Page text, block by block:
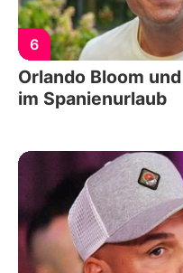
6
Orlando Bloom
im Spanienurlaub